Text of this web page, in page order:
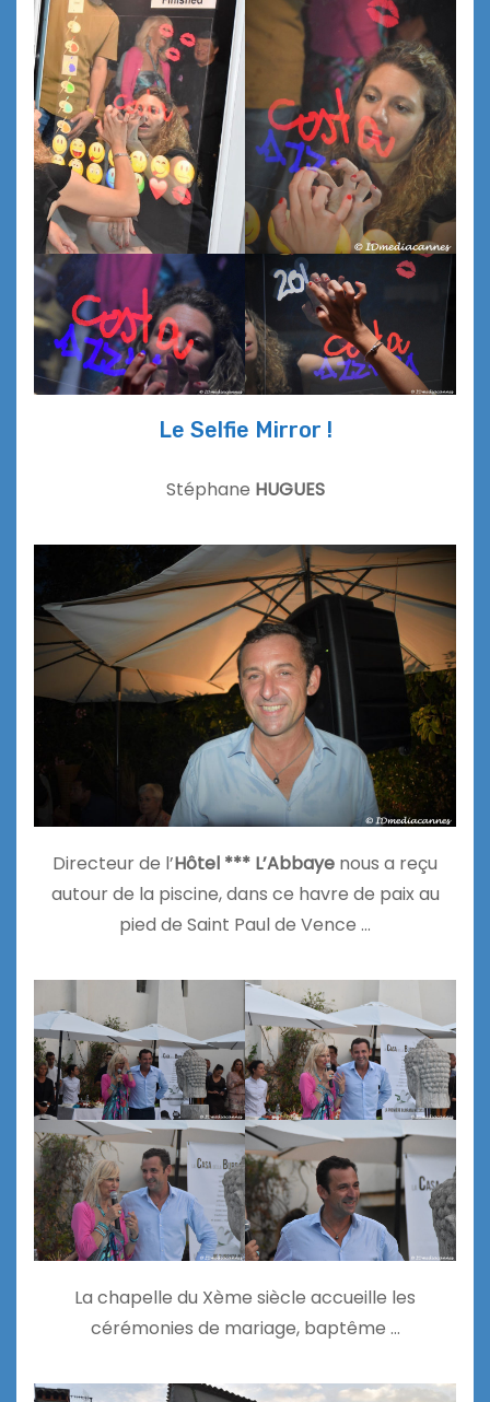
Le Selfie Mirror !
Stéphane HUGUES
Directeur de l’Hôtel *** L’Abbaye nous a reçu
autour de la piscine, dans ce havre de paix au
pied de Saint Paul de Vence …
La chapelle du Xème siècle accueille les
cérémonies de mariage, baptême …